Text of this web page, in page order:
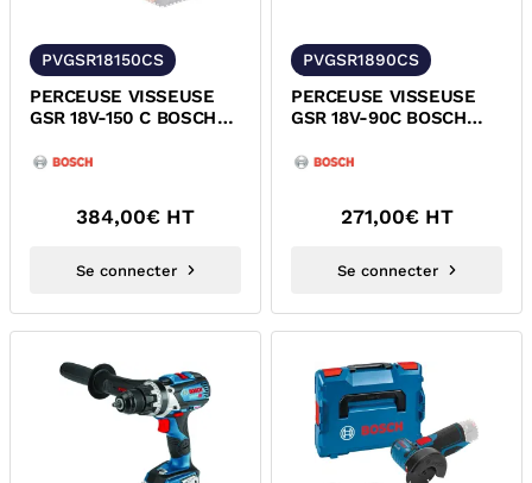
PVGSR18150CS
PERCEUSE VISSEUSE
GSR 18V-150 C BOSCH
384,00€ HT
Se connecter
PVGSR1890CS
PERCEUSE VISSEUSE
GSR 18V-90C BOSCH
271,00€ HT
Se connecter